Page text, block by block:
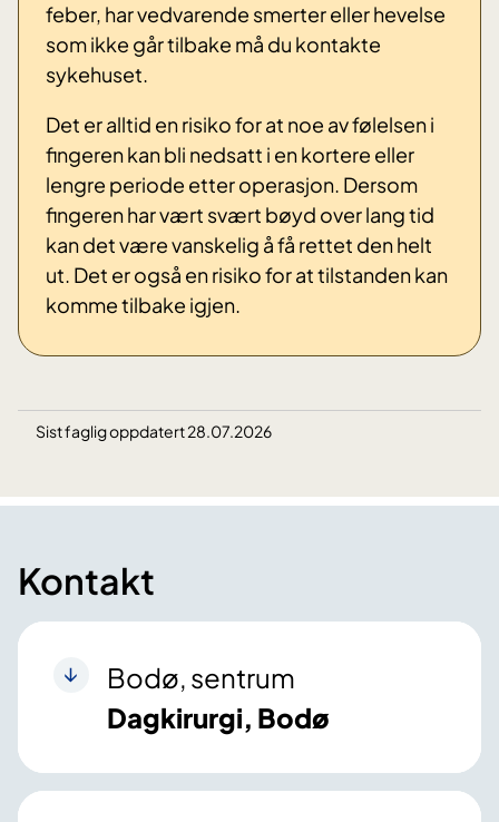
feber, har vedvarende smerter eller hevelse
som ikke går tilbake må du kontakte
sykehuset.
Det er alltid en risiko for at noe av følelsen i
fingeren kan bli nedsatt i en kortere eller
lengre periode etter operasjon. Dersom
fingeren har vært svært bøyd over lang tid
kan det være vanskelig å få rettet den helt
ut. Det er også en risiko for at tilstanden kan
komme tilbake igjen.
Sist faglig oppdatert 28.07.2026
Kontakt
Bodø, sentrum
Dagkirurgi, Bodø